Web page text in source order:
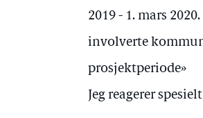
2019 - 1. mars
involverte
prosjektperiode»
Jeg reagerer